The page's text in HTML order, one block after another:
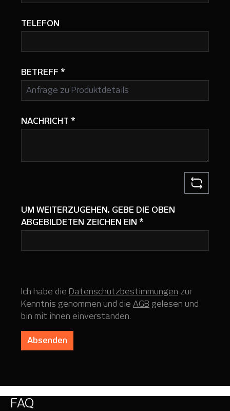
TELEFON
BETREFF *
NACHRICHT *
UM WEITERZUGEHEN, GEBE DIE OBEN
ABGEBILDETEN ZEICHEN EIN *
Ich habe die Datenschutzbestimmungen zur
Kenntnis genommen und die AGB gelesen und
bin mit ihnen einverstanden.
Absenden
FAQ